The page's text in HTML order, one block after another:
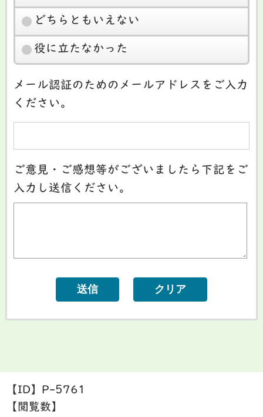
どちらともいえない
役に立たなかった
メール認証のためのメールアドレスをご入力
ください。
ご意見・ご感想等がございましたら下記をご
入力し送信ください。
【ID】 P-5761
【閲覧数】